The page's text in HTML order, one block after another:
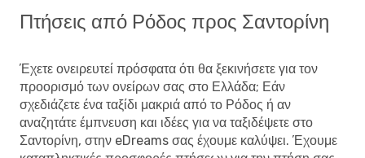
Πτήσεις από Ρόδος προς Σαντορίνη
Έχετε ονειρευτεί πρόσφατα ότι θα ξεκινήσετε για τον
προορισμό των ονείρων σας στο Ελλάδα; Εάν
σχεδιάζετε ένα ταξίδι μακριά από το Ρόδος ή αν
αναζητάτε έμπνευση και ιδέες για να ταξιδέψετε στο
Σαντορίνη, στην eDreams σας έχουμε καλύψει. Έχουμε